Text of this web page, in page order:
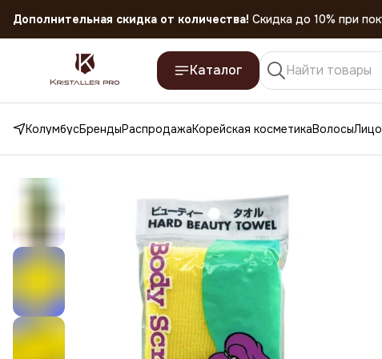
Скидка 45% на все товары до 31.07.2026
Каталог
КолумбусБрендыРаспродажаКорейская косметикаВолосыЛицо